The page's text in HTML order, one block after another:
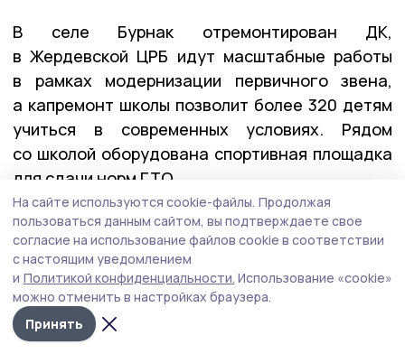
В селе Бурнак отремонтирован ДК,
в Жердевской ЦРБ идут масштабные работы
в рамках модернизации первичного звена,
а капремонт школы позволит более 320 детям
учиться в современных условиях. Рядом
со школой оборудована спортивная площадка
для сдачи норм ГТО.
На сайте используются cookie-файлы. Продолжая
пользоваться данным сайтом, вы подтверждаете свое
согласие на использование файлов cookie в соответствии
с настоящим уведомлением
и Политикой конфиденциальности. Использование «cookie»
можно отменить в настройках браузера.
Принять